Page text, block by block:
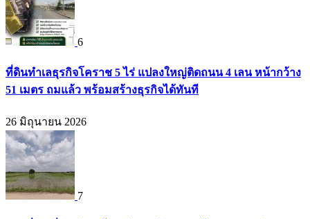
6
ที่ดินทำเลธุรกิจโคราช 5 ไร่ แปลงใหญ่ติดถนน 4 เลน หน้ากว้าง
51 เมตร ถมแล้ว พร้อมสร้างธุรกิจได้ทันที
26 มิถุนายน 2026
7